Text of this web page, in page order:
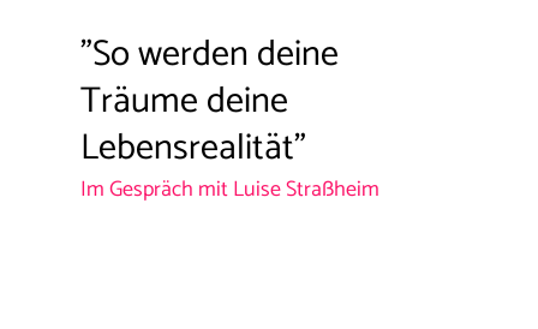
"So werden deine
Träume deine
Lebensrealität"
Im Gespräch mit Luise Straßheim